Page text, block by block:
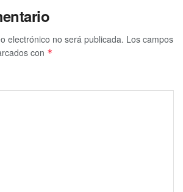
electrónico no será publicada. Los campos
con *